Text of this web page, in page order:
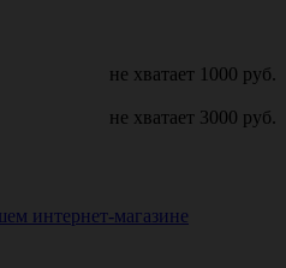
не хватает 1000 руб.
не хватает 3000 руб.
интернет-магазине